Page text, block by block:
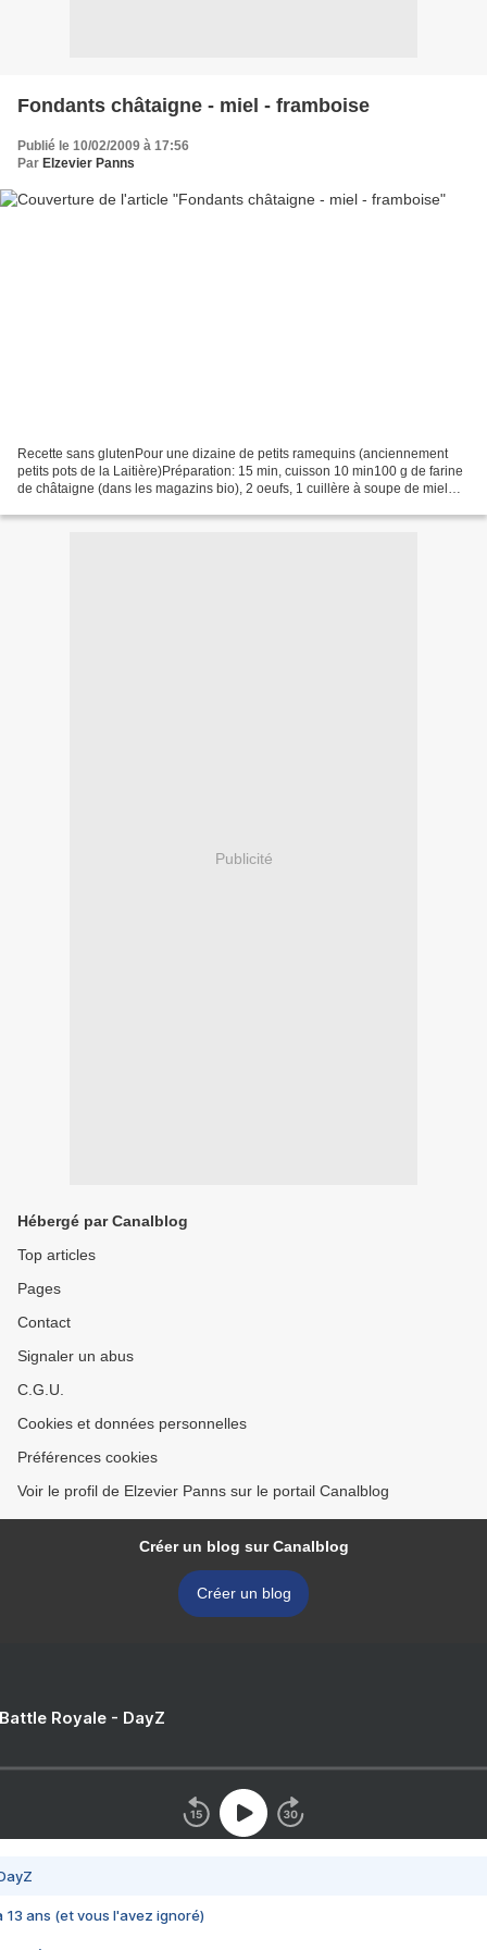
Fondants châtaigne - miel - framboise
Publié le 10/02/2009 à 17:56
Par Elzevier Panns
Recette sans glutenPour une dizaine de petits ramequins (anciennement
petits pots de la Laitière)Préparation: 15 min, cuisson 10 min100 g de farine
de châtaigne (dans les magazins bio), 2 oeufs, 1 cuillère à soupe de miel
Publicité
Hébergé par Canalblog
Top articles
Pages
Contact
Signaler un abus
C.G.U.
Cookies et données personnelles
Préférences cookies
Voir le profil de Elzevier Panns sur le portail Canalblog
Créer un blog sur Canalblog
Créer un blog
Royale - DayZ
13 ans (et vous l'avez ignoré)